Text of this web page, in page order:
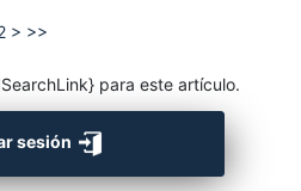
> >>
para este artículo.
sesión